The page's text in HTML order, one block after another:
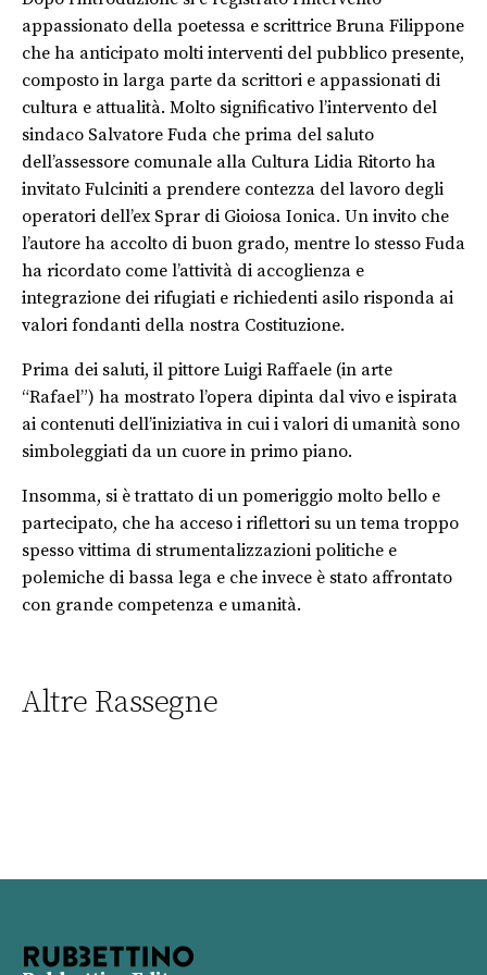
appassionato della poetessa e scrittrice Bruna Filippone
che ha anticipato molti interventi del pubblico presente,
composto in larga parte da scrittori e appassionati di
cultura e attualità. Molto significativo l’intervento del
sindaco Salvatore Fuda che prima del saluto
dell’assessore comunale alla Cultura Lidia Ritorto ha
invitato Fulciniti a prendere contezza del lavoro degli
operatori dell’ex Sprar di Gioiosa Ionica. Un invito che
l’autore ha accolto di buon grado, mentre lo stesso Fuda
ha ricordato come l’attività di accoglienza e
integrazione dei rifugiati e richiedenti asilo risponda ai
valori fondanti della nostra Costituzione.
Prima dei saluti, il pittore Luigi Raffaele (in arte
“Rafael”) ha mostrato l’opera dipinta dal vivo e ispirata
ai contenuti dell’iniziativa in cui i valori di umanità sono
simboleggiati da un cuore in primo piano.
Insomma, si è trattato di un pomeriggio molto bello e
partecipato, che ha acceso i riflettori su un tema troppo
spesso vittima di strumentalizzazioni politiche e
polemiche di bassa lega e che invece è stato affrontato
con grande competenza e umanità.
Altre Rassegne